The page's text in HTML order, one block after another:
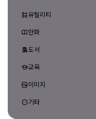
유틸리티
만화
도서
교육
이미지
기타